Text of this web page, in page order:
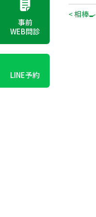
< 相棒🍳
事前
WEB問診
LINE予約